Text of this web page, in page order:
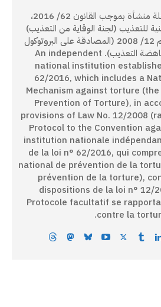
مؤسسة وطنية مستقلة منشأة بموجب القانون 62/ 2016،
للتعذيب (لجنة الوقاية من التعذيب)
عملاً بأحكام القانون رقم 12/ 2008 (المصادقة على البروتوكول
الاختياري لاتفاقية مناهضة التعذيب). An independent
national institution
62/2016, which includes a
Mechanism against torture
Prevention of Torture), in
provisions of Law No. 12/2008
Protocol to the Convention
institution nationale
de la loi n° 62/2016, qui
national de prévention de la
prévention de la torture),
dispositions de la loi n° 12/
Protocole facultatif se
contre la